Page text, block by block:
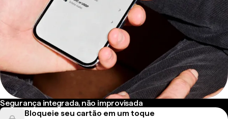
Segurança integrada, não improvisada
Bloqueie seu cartão em um toque